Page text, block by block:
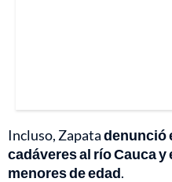
Incluso, Zapatadenunció
cadáveres al río Cauca
menores de edad.